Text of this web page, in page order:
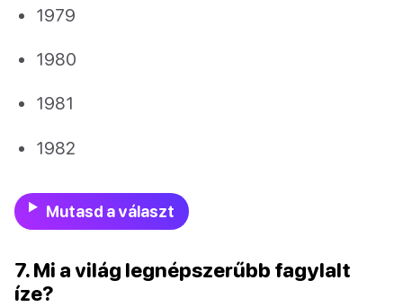
1979
1980
1981
1982
Mutasd a választ
7. Mi a világ legnépszerűbb fagylalt
íze?